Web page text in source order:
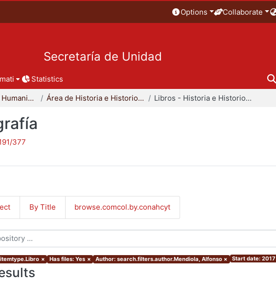
Options Collaborate
Secretaría de Unidad
Statistics
Departamento de Humanidades Área de Historia e Historiografía Libros - Historia e Historiografía
377
By Title browse.comcol.by.conahcyt
× Has files: Yes × Author: search.filters.author.Mendiola, Alfonso × Start date: 2017